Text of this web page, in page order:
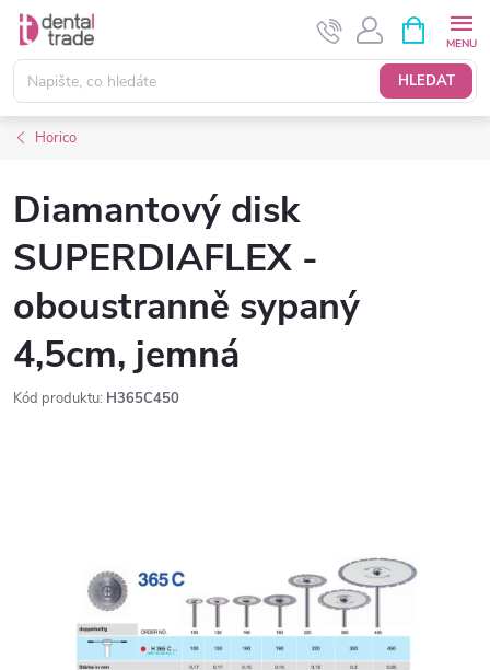
Přejít
obsah
HLEDAT
NÁKUPNÍ
KOŠÍK
Horico
Diamantový disk
SUPERDIAFLEX -
oboustranně sypaný
4,5cm, jemná
Kód produktu: H365C450